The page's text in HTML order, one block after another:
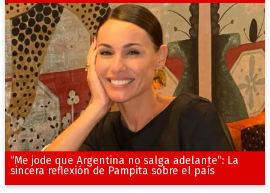
“Me jode que Argentina no salga adelante”: La
sincera reflexión de Pampita sobre el país